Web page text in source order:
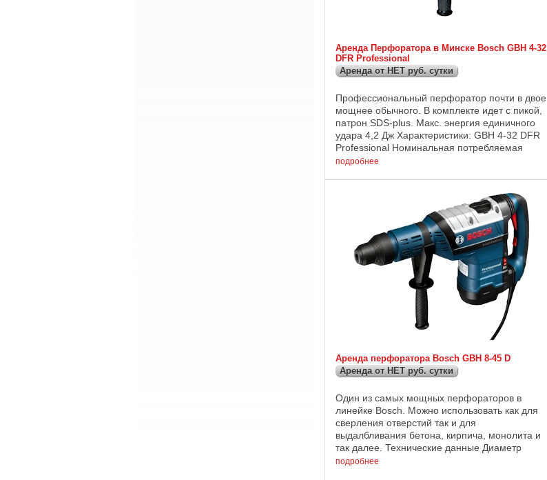
Аренда Перфоратора в Минске Bosch GBH 4-32
DFR Professional
Аренда от НЕТ руб. сутки
Профессиональный перфоратор почти в двое
мощнее обычного. В комплекте идет с пикой,
патрон SDS-plus. Макс. энергия единичного
удара 4,2 Дж Характеристики: GBH 4-32 DFR
Professional Номинальная потребляемая
мощность 900 Вт Число ударов при ном.
подробнее
Аренда перфоратора Bosch GBH 8-45 D
Аренда от НЕТ руб. сутки
Один из самых мощных перфораторов в
линейке Bosch. Можно использовать как для
сверления отверстий так и для
выдалбливания бетона, кирпича, монолита и
так далее. Технические данные Диаметр
отверстия в бетоне : до 45 мм; Мощность :
подробнее